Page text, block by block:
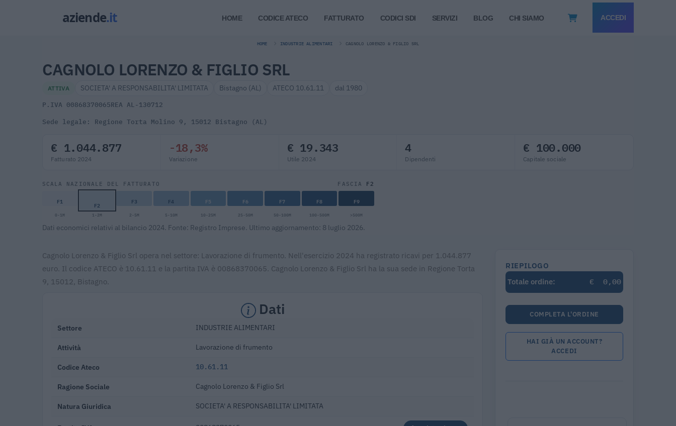
HOME CODICE ATECO FATTURATO CODICI SDI SERVIZI BLOG CHI SIAMO ACCEDI
HOME INDUSTRIE ALIMENTARI CAGNOLO LORENZO & FIGLIO SRL
CAGNOLO LORENZO & FIGLIO SRL
ATTIVA SOCIETA' A RESPONSABILITA' LIMITATA Bistagno (AL) ATECO 10.61.11 dal 1980
P.IVA 00868370065REA AL-130712
Sede legale: Regione Torta Molino 9, 15012 Bistagno (AL)
€ 1.044.877
Fatturato 2024
-18,3%
Variazione
€ 19.343
Utile 2024
4
Dipendenti
€ 100.000
Capitale sociale
SCALA NAZIONALE DEL FATTURATO FASCIA F2
F1 F2 F3 F4 F5 F6 F7 F8 F9
0-1M 1-2M 2-5M 5-10M 10-25M 25-50M 50-100M 100-500M >500M
Dati economici relativi al bilancio 2024. Fonte: Registro Imprese. Ultimo aggiornamento: 8 luglio 2026.
Cagnolo Lorenzo & Figlio Srl opera nel settore: Lavorazione di frumento. Nell'esercizio 2024 ha registrato ricavi per 1.044.877
euro. Il codice ATECO è 10.61.11 e la partita IVA è 00868370065. Cagnolo Lorenzo & Figlio Srl ha la sua sede in Regione Torta
9, 15012, Bistagno.
Dati
Settore INDUSTRIE ALIMENTARI
Attività Lavorazione di frumento
Codice Ateco 10.61.11
Ragione Sociale Cagnolo Lorenzo & Figlio Srl
Natura Giuridica SOCIETA' A RESPONSABILITA' LIMITATA
RIEPILOGO
Totale ordine:
€ 0,00
COMPLETA L'ORDINE
HAI GIÀ UN ACCOUNT?
ACCEDI